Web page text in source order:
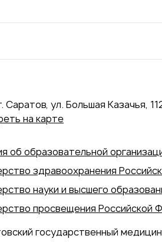
Саратов, ул. Большая Казачья,
на карте
об образовательной
здравоохранения
науки и высшего
просвещения Российской
государственный